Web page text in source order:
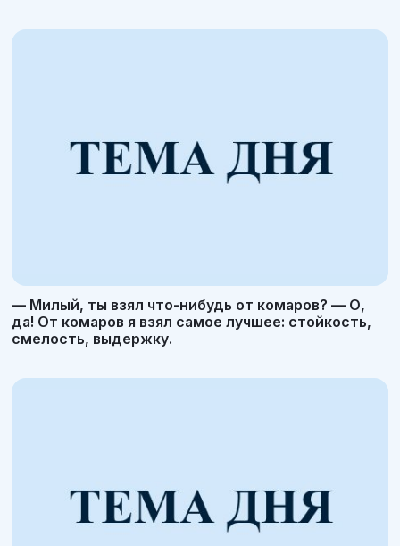
— Милый, ты взял что-нибудь от комаров? — О,
да! От комаров я взял самое лучшее: стойкость,
смелость, выдержку.